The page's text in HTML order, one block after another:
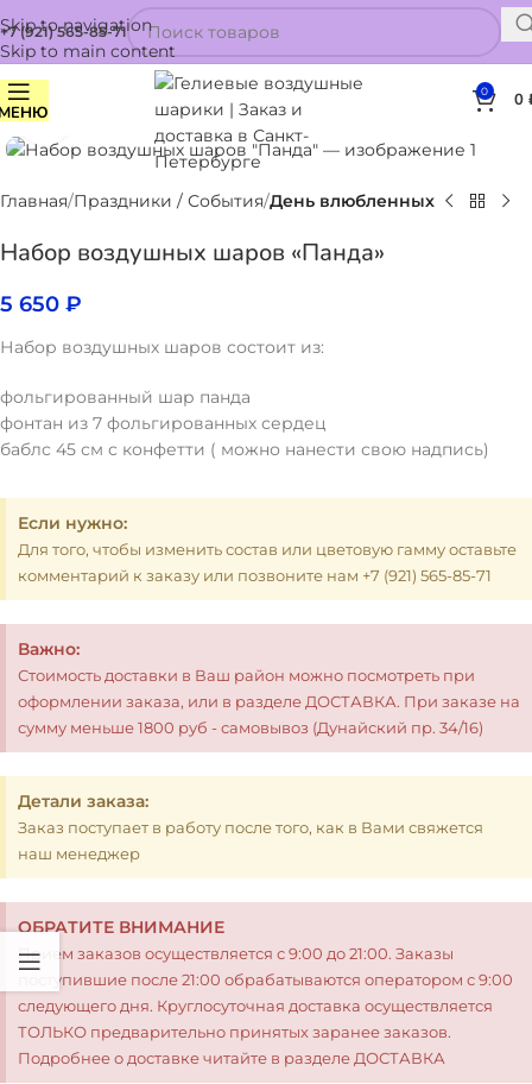
Skip to navigation
Skip to main content
+7 (921) 565-85-71
0 0
Нажмите, чтобы увеличить
Главная Праздники / События День влюбленных
Набор воздушных шаров «Панда»
5 650 ₽
Набор воздушных шаров состоит из:
фольгированный шар панда
фонтан из 7 фольгированных сердец
баблс 45 см с конфетти ( можно нанести свою надпись)
Если нужно:
Для того, чтобы изменить состав или цветовую гамму оставьте
комментарий к заказу или позвоните нам +7 (921) 565-85-71
Важно:
Стоимость доставки в Ваш район можно посмотреть при
оформлении заказа, или в разделе ДОСТАВКА. При заказе на
сумму меньше 1800 руб - самовывоз (Дунайский пр. 34/16)
Детали заказа:
Заказ поступает в работу после того, как в Вами свяжется
наш менеджер
ОБРАТИТЕ ВНИМАНИЕ
Прием заказов осуществляется с 9:00 до 21:00. Заказы
поступившие после 21:00 обрабатываются оператором с 9:00
следующего дня. Круглосуточная доставка осуществляется
ТОЛЬКО предварительно принятых заранее заказов.
Подробнее о доставке читайте в разделе ДОСТАВКА